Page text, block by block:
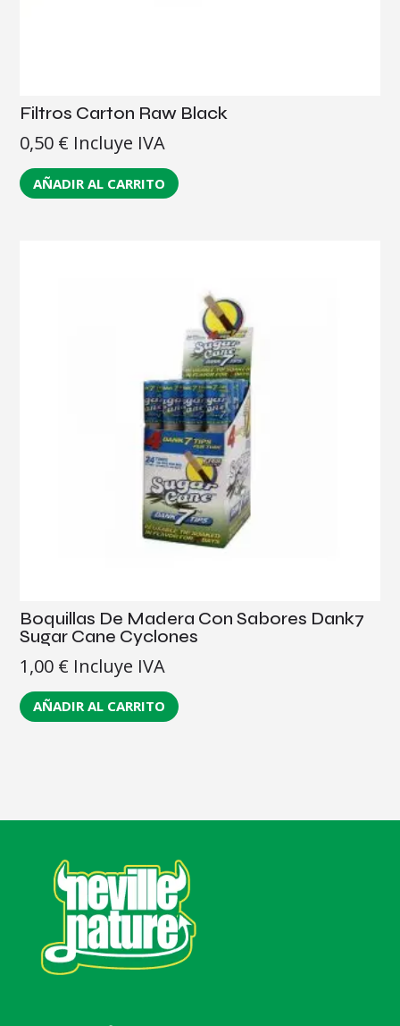
Filtros Carton Raw Black
0,50 € Incluye IVA
AÑADIR AL CARRITO
Boquillas De Madera Con Sabores Dank7
Sugar Cane Cyclones
1,00 € Incluye IVA
AÑADIR AL CARRITO